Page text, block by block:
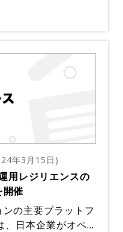
向上させることを
をカバーするた
ルの管理に伴う複
の恩恵を受けるこ
、企業のデジタル
革し、業界の効率
立する予定だ。
較して10.1%の1
な収益増加を報告
堅調で、非GAAP
だった。この業績
収益性を2年連続
おり、同社の運用
ドの採用の増加を
失が0.33ドルであ
薄化後1株当たり
とも強調されてい
して堅調で、2024
等物、および現在
年3月15日 )
用レジリエンスの
開催
の主要プラットフ
日本企業がオペ